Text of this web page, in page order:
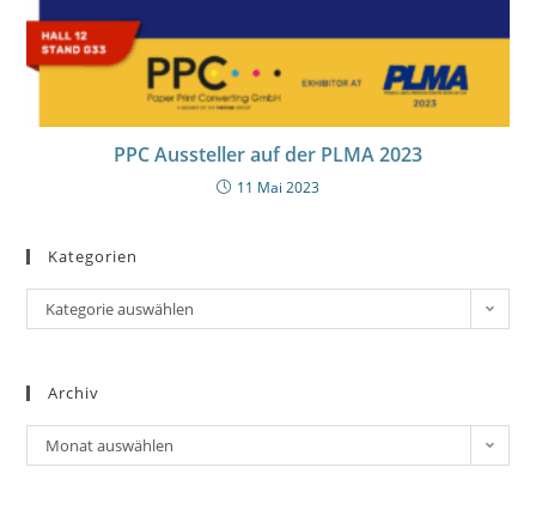
PPC Aussteller auf der PLMA 2023
11 Mai 2023
Kategorien
Kategorie auswählen
Archiv
Monat auswählen